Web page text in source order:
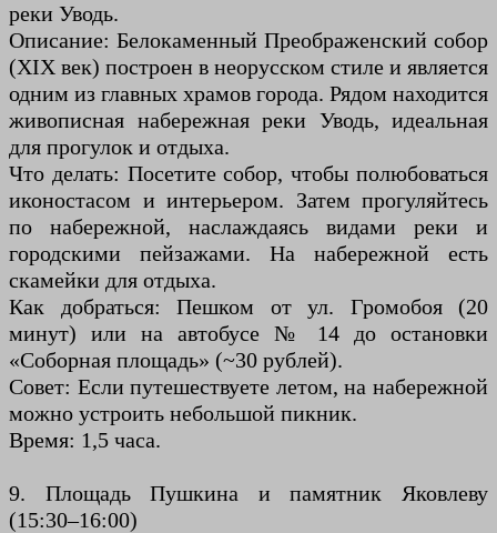
реки Уводь.
Описание: Белокаменный Преображенский собор
(XIX век) построен в неорусском стиле и является
одним из главных храмов города. Рядом находится
живописная набережная реки Уводь, идеальная
для прогулок и отдыха.
Что делать: Посетите собор, чтобы полюбоваться
иконостасом и интерьером. Затем прогуляйтесь
по набережной, наслаждаясь видами реки и
городскими пейзажами. На набережной есть
скамейки для отдыха.
Как добраться: Пешком от ул. Громобоя (20
минут) или на автобусе № 14 до остановки
«Соборная площадь» (~30 рублей).
Совет: Если путешествуете летом, на набережной
можно устроить небольшой пикник.
Время: 1,5 часа.
9. Площадь Пушкина и памятник Яковлеву
(15:30–16:00)